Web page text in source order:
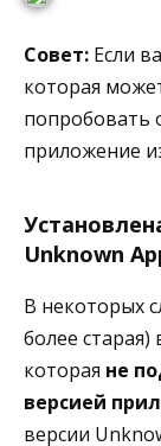
Совет: Если
которая
попробовать
приложение
Unknown
В некоторых
более
которая не
версией
версии